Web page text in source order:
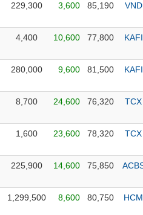
229,300 3,600 85,190 VND
4,400 10,600 77,800 KAFI
280,000 9,600 81,500 KAFI
8,700 24,600 76,320 TCX
1,600 23,600 78,320 TCX
225,900 14,600 75,850
1,299,500 8,600 80,750 HCM